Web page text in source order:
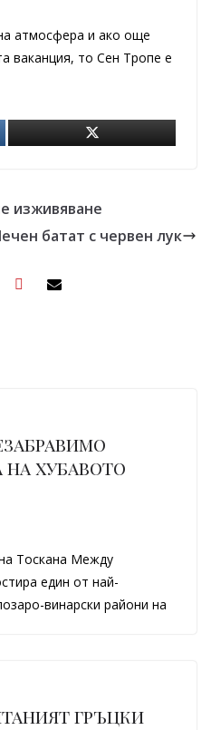
атмосфера и ако още
ваканция, то Сен Тропе е
изживяване
батат с червен лук
на хубавото
Тоскана Между
един от най-
винарски райони на
гръцки